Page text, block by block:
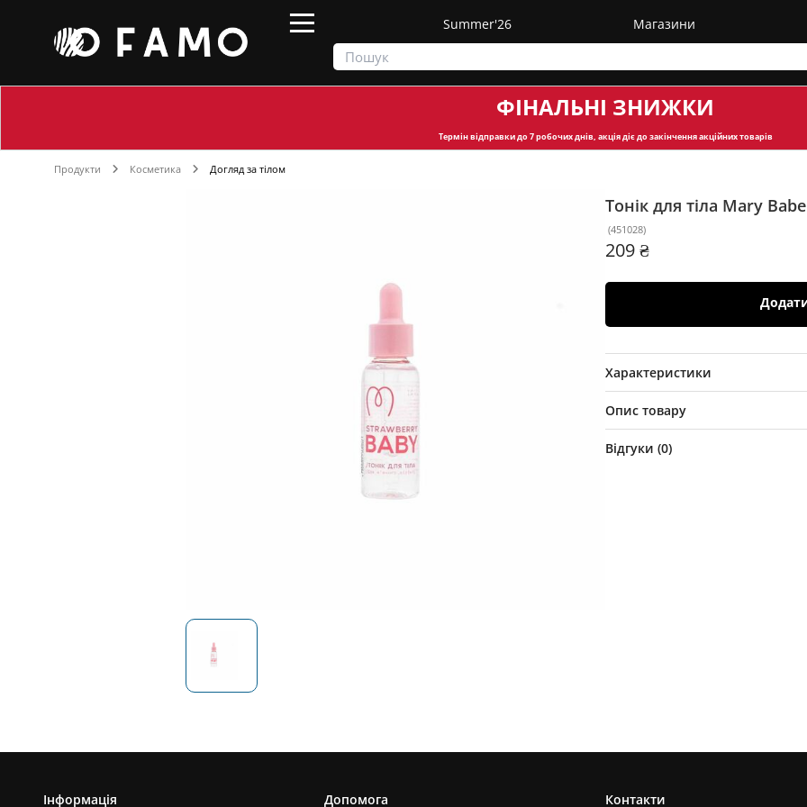
Summer'26 Магазини
ФІНАЛЬНІ ЗНИЖКИ
Термін відправкидо 7 робочих днів, акція діє до закінчення акційних товарів
Продукти Косметика Догляд за тілом
Тонік для тіла Mary
(451028)
209 ₴
Характеристики
Опис товару
Відгуки (0)
Інформація Допомога Контакти